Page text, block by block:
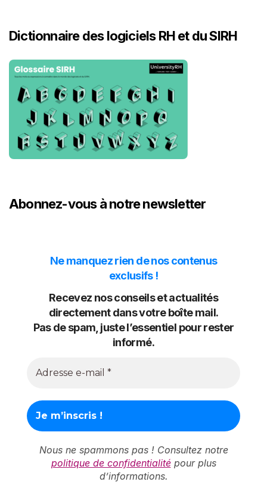
Dictionnaire des logiciels RH et du SIRH
Abonnez-vous à notre newsletter
Ne manquez rien de nos contenus
exclusifs !
Recevez nos conseils et actualités
directement dans votre boîte mail.
Pas de spam, juste l’essentiel pour rester
informé.
Nous ne spammons pas ! Consultez notre
politique de confidentialitépour plus
d’informations.